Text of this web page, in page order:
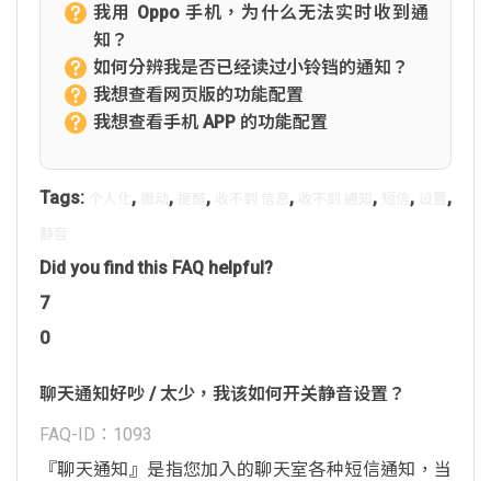
我用 Oppo 手机，为什么无法实时收到通
知？
如何分辨我是否已经读过小铃铛的通知？
我想查看网页版的功能配置
我想查看手机 APP 的功能配置
Tags: , , , , , , ,
Did you find this FAQ helpful?
7
0
聊天通知好吵 / 太少，我该如何开关静音设置？
FAQ-ID：1093
『聊天通知』是指您加入的聊天室各种短信通知，当